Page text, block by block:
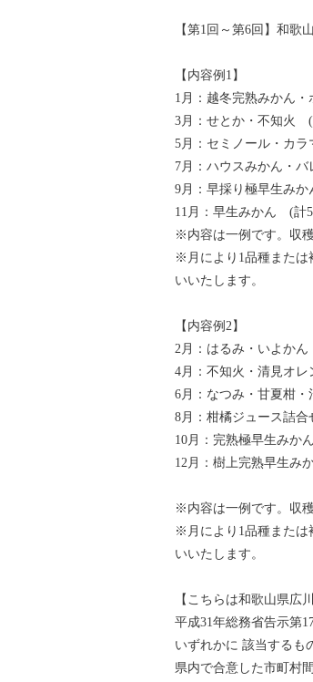
【第1回～第6回】和歌
【内容例1】
1月：越冬完熟みかん
3月：せとか・不知火 (
5月：セミノール・カ
7月：ハウスみかん・
9月：早採り極早生み
11月：早生みかん (計
※内容は一例です。収
※月により1品種または
いいたします。
【内容例2】
2月：はるみ・いよか
4月：不知火・清見オ
6月：なつみ・甘夏柑
8月：柑橘ジュース詰
10月：完熟極早生みか
12月：樹上完熟早生み
※内容は一例です。収
※月により1品種または
いいたします。
【こちらは和歌山県広
平成31年総務省告示第
いずれかに 該当するも
県内で合意した市町村